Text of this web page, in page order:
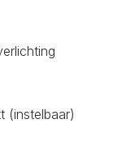
(instelbaar)